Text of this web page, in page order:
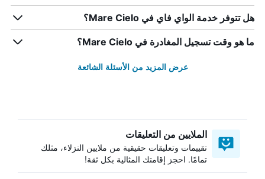
هل تتوفر خدمة الواي فاي في Mare Cielo؟
ما هو وقت تسجيل المغادرة في Mare Cielo؟
عرض المزيد من الأسئلة الشائعة
الملايين من التعليقات
تقييمات وتعليقات حقيقية من ملايين النزلاء، مثلك
تمامًا. احجز إقامتك المثالية بكل ثقة!